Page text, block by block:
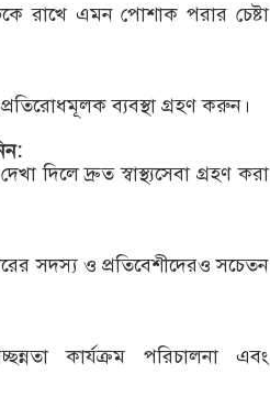
রাখে এমন পোশাক পরার চেষ্টা
ব্যবস্থা গ্রহণ করুন।
দিলে দ্রুত স্বাস্থ্যসেবা গ্রহণ করা
সদস্য ও প্রতিবেশীদেরও সচেতন
কার্যক্রম পরিচালনা এবং